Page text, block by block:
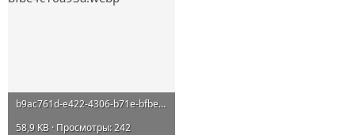
b9ac761d-e422-4306-b71e-bfbe4c16a93a.webp
58,9 KB · Просмотры: 242